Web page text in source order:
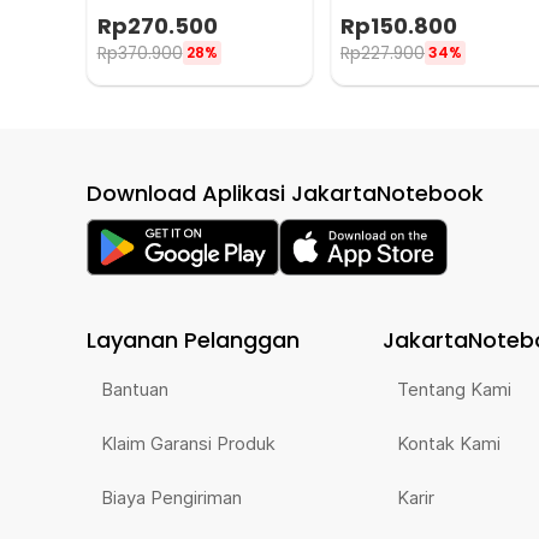
Rp270.500
Rp370.900 28%
Diffuser LED RGB 120ml -
HL-EOD01
Rp150.800
Rp227.90034%
Download Aplikasi JakartaNotebook
Layanan Pelanggan
Bantuan
Klaim Garansi Produk
Biaya Pengiriman
Tentang Kami
Kontak Kami
Karir